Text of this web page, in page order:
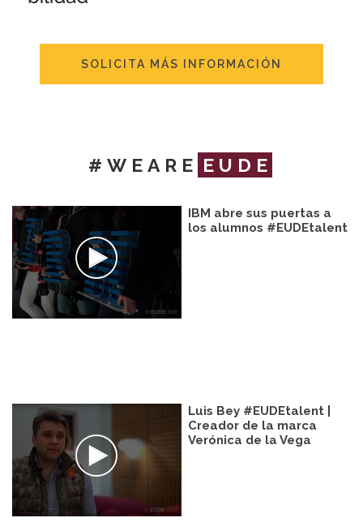
SOLICITA MÁS INFORMACIÓN
#WEARE EUDE
IBM abre sus puertas a
los alumnos #EUDEtalent
Luis Bey #EUDEtalent |
Creador de la marca
Verónica de la Vega